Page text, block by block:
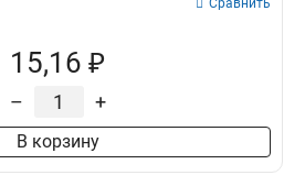
Сравнить
15,16 ₽
– +
В корзину